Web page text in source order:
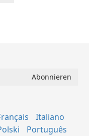
Italiano
Português